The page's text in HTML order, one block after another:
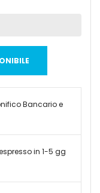
Bancario e
in 1-5 gg